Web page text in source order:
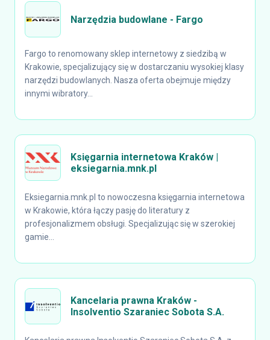
Narzędzia budowlane - Fargo
Fargo to renomowany sklep internetowy z siedzibą w
Krakowie, specjalizujący się w dostarczaniu wysokiej klasy
narzędzi budowlanych. Nasza oferta obejmuje między
innymi wibratory...
Księgarnia internetowa Kraków |
eksiegarnia.mnk.pl
Eksiegarnia.mnk.pl to nowoczesna księgarnia internetowa
w Krakowie, która łączy pasję do literatury z
profesjonalizmem obsługi. Specjalizując się w szerokiej
gamie...
Kancelaria prawna Kraków -
Insolventio Szaraniec Sobota S.A.